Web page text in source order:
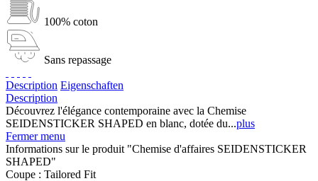
100% coton
Sans repassage
Description Eigenschaften
Description
Découvrez l'élégance contemporaine avec la Chemise
SEIDENSTICKER SHAPED en blanc, dotée du...plus
Fermer menu
Informations sur le produit "Chemise d'affaires SEIDENSTICKER
SHAPED"
Coupe : Tailored Fit